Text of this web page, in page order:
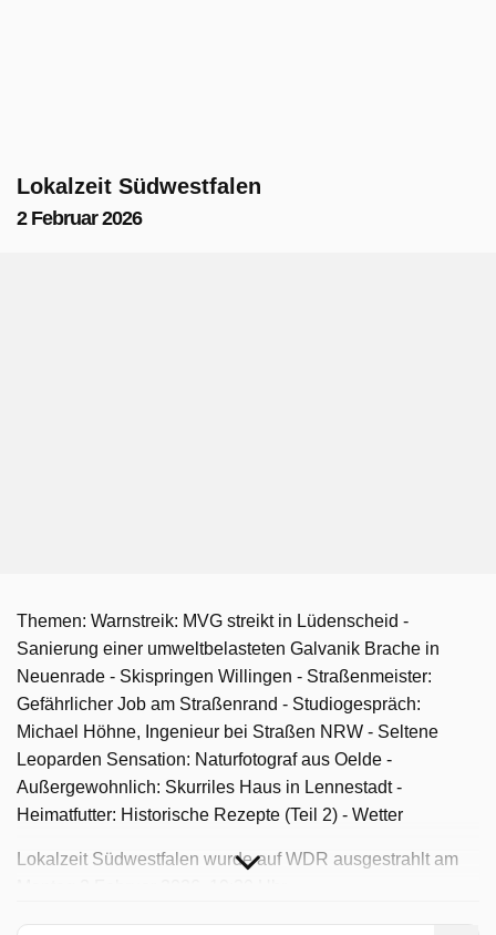
Lokalzeit Südwestfalen
2 Februar 2026
Themen: Warnstreik: MVG streikt in Lüdenscheid -
Sanierung einer umweltbelasteten Galvanik Brache in
Neuenrade - Skispringen Willingen - Straßenmeister:
Gefährlicher Job am Straßenrand - Studiogespräch:
Michael Höhne, Ingenieur bei Straßen NRW - Seltene
Leoparden Sensation: Naturfotograf aus Oelde -
Außergewohnlich: Skurriles Haus in Lennestadt -
Heimatfutter: Historische Rezepte (Teil 2) - Wetter
Lokalzeit Südwestfalen wurde auf WDR ausgestrahlt am